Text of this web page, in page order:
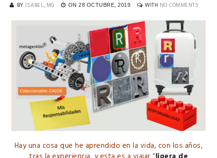
BY ISABEL_MG ON 28 OCTUBRE, 2019 WITH NO COMMENTS
Hay una cosa que he aprendido en la vida, con los años,